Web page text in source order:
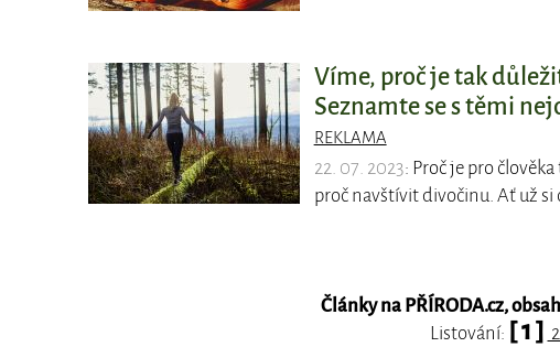
Víme, proč je tak
Seznamte se s těmi
REKLAMA
22. 07. 2023: Proč je pro
proč navštívit divočinu. Ať už si
Články na PŘÍRODA.cz,
Listování: [ 1 ] 2